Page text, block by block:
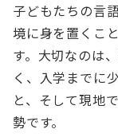
子どもたちの言
境に身を置くこ
す。大切なのは
く、入学までに
と、そして現地
勢です。